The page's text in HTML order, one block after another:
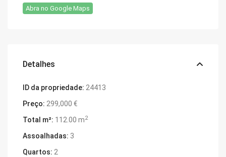
Abra no Google Maps
Detalhes
ID da propriedade: 24413
Preço: 299,000 €
Total m²: 112.00 m2
Assoalhadas: 3
Quartos: 2